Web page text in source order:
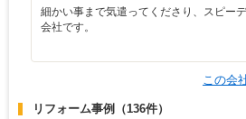
細かい事まで気遣ってくださり、スピー
会社です。
この会
リフォーム事例 （136件）